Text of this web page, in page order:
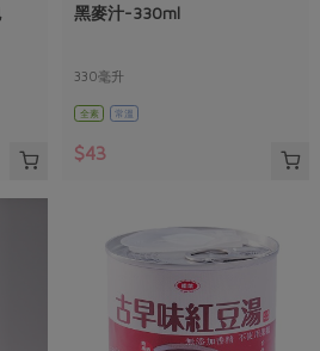
黑麥汁-330ml
330毫升
全素 常溫
$43